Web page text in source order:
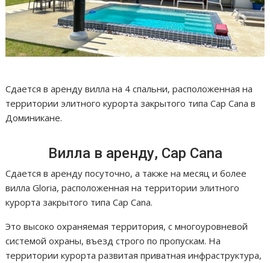
Сдается в аренду вилла на 4 спальни, расположенная на
территории элитного курорта закрытого типа Cap Cana в
Доминикане.
Вилла в аренду, Cap Cana
Сдается в аренду посуточно, а также на месяц и более
вилла Gloria, расположенная на территории элитного
курорта закрытого типа Cap Cana.
Это высоко охраняемая территория, с многоуровневой
системой охраны, въезд строго по пропускам. На
территории курорта развитая приватная инфраструктура,